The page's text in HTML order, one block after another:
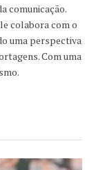
comunicação.
colabora com o
uma perspectiva
Com uma